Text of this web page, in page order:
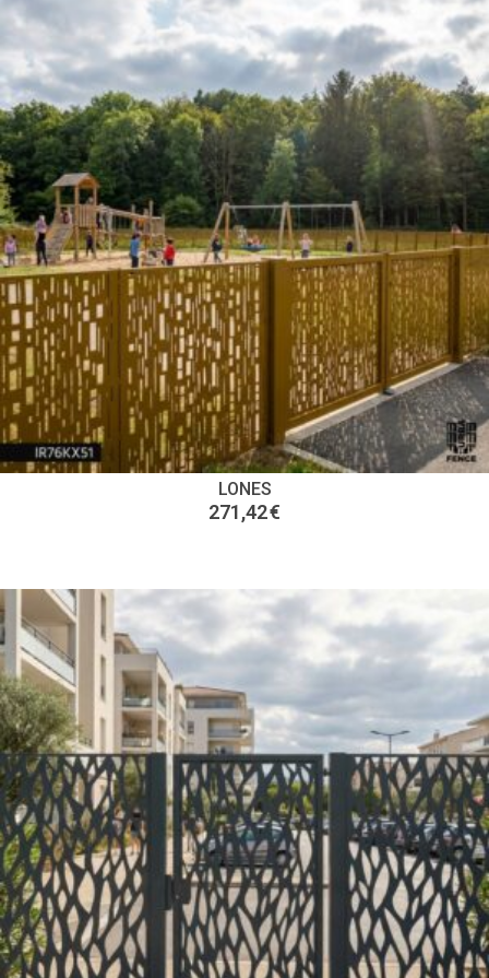
LONES
271,42€